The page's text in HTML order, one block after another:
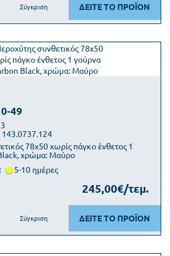
ΔΕΙΤΕ ΤΟ ΠΡΟΪΟΝ
Σύγκριση
49
78x50 χωρίς πάγκο ένθετος 1
χρώμα: Μαύρο
143.0737.124
5-10 ημέρες
245,00€/τεμ.
ΔΕΙΤΕ ΤΟ ΠΡΟΪΟΝ
Σύγκριση